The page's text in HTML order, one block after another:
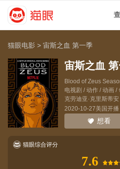
猫眼电影 >宙斯之血 第一季
宙斯之血
Blood of Zeus
电视剧 / 动作 / 动画 /
克劳迪亚·克里斯蒂安
2020-10-27美国开播
想看
猫眼综合评分
7.6